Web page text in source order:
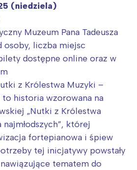
(niedziela)
Muzeum Pana Tadeusza
osoby, liczba miejsc
dostępne online oraz w
z Królestwa Muzyki –
to historia wzorowana na
„Nutki z Królestwa
której
fortepianowa i śpiew
tej inicjatywy powstały
tematem do